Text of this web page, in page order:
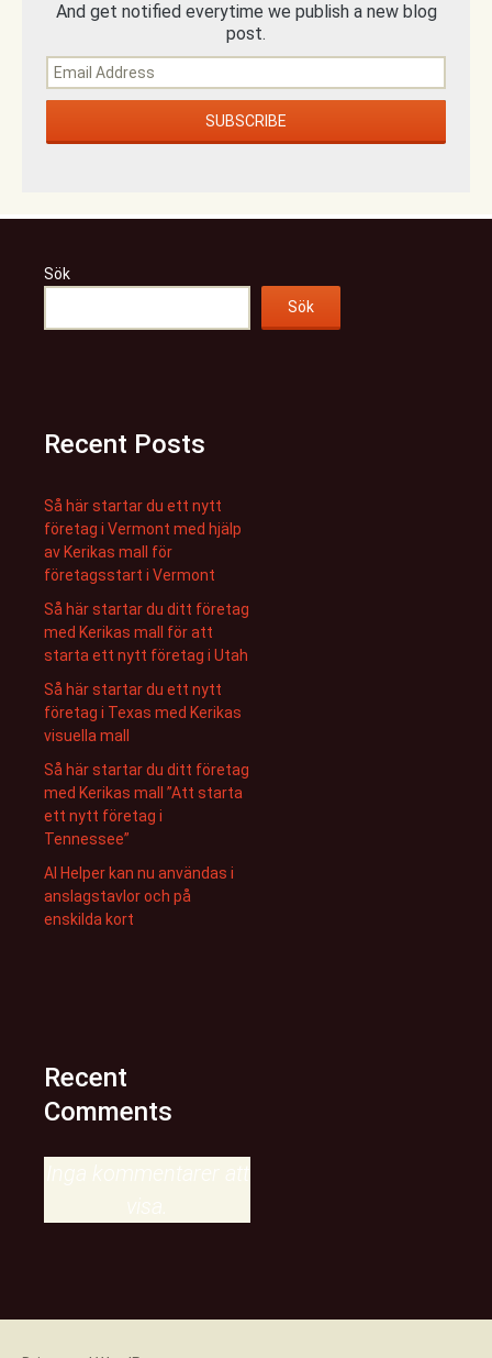
And get notified everytime we publish a new blog
post.
Sök
Sök
Recent Posts
Så här startar du ett nytt
företag i Vermont med hjälp
av Kerikas mall för
företagsstart i Vermont
Så här startar du ditt företag
med Kerikas mall för att
starta ett nytt företag i Utah
Så här startar du ett nytt
företag i Texas med Kerikas
visuella mall
Så här startar du ditt företag
med Kerikas mall ”Att starta
ett nytt företag i
Tennessee”
AI Helper kan nu användas i
anslagstavlor och på
enskilda kort
Recent
Comments
Inga kommentarer att
visa.